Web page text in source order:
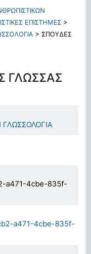
ΕΠΙΣΤΗΜΕΣ >
>ΣΠΟΥΔΕΣ
ΓΛΩΣΣΑΣ
ΓΛΩΣΣΟΛΟΓΙΑ
a471-4cbe-835f-
a471-4cbe-835f-